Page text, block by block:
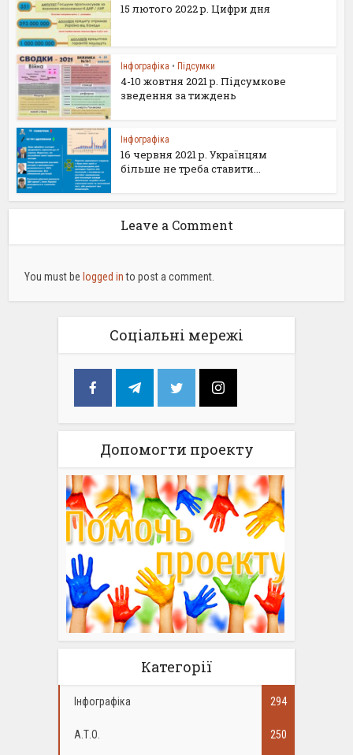
15 лютого 2022 р. Цифри дня
Інфографіка • Підсумки
4-10 жовтня 2021 р. Підсумкове
зведення за тиждень
Інфографіка
16 червня 2021 р. Українцям
більше не треба ставити...
Leave a Comment
You must be logged into post a comment.
Соціальні мережі
Допомогти проекту
Категорії
Інфографіка 294
А.Т.О. 250